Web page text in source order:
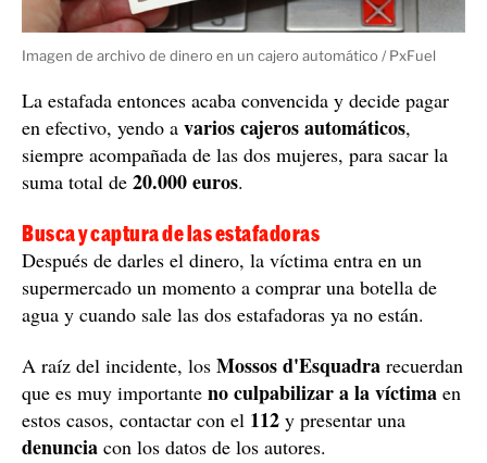
Imagen de archivo de dinero en un cajero automático / PxFuel
La estafada entonces acaba convencida y decide pagar
en efectivo, yendo a varios cajeros automáticos,
siempre acompañada de las dos mujeres, para sacar la
suma total de 20.000 euros.
Busca y captura de las estafadoras
Después de darles el dinero, la víctima entra en un
supermercado un momento a comprar una botella de
agua y cuando sale las dos estafadoras ya no están.
A raíz del incidente, los Mossos d'Esquadra recuerdan
que es muy importante no culpabilizar a la víctima en
estos casos, contactar con el 112 y presentar una
denuncia con los datos de los autores.